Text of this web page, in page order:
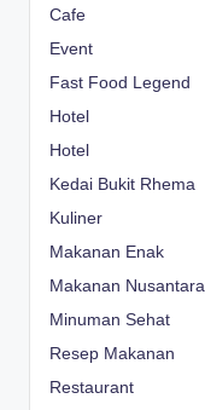
Cafe
Event
Fast Food Legend
Hotel
Hotel
Kedai Bukit Rhema
Kuliner
Makanan Enak
Makanan Nusantara
Minuman Sehat
Resep Makanan
Restaurant